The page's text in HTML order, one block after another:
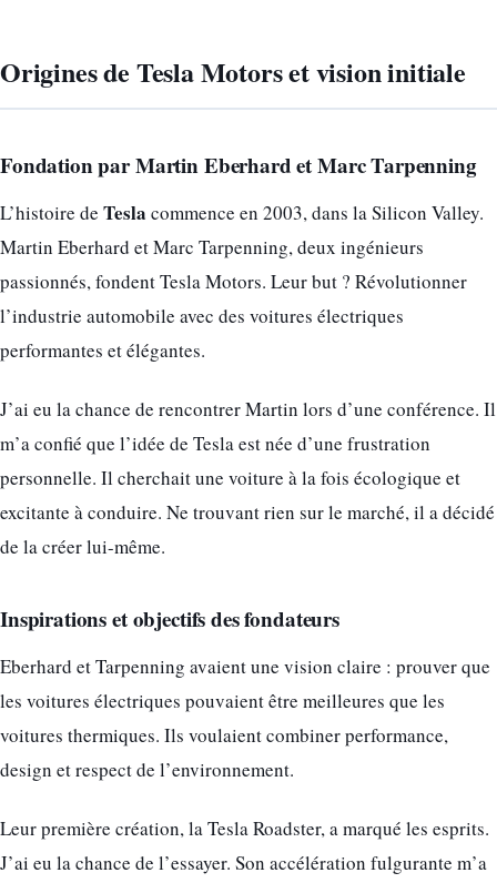
Origines de Tesla Motors et vision initiale
Fondation par Martin Eberhard et Marc Tarpenning
L’histoire de Tesla commence en 2003, dans la Silicon Valley.
Martin Eberhard et Marc Tarpenning, deux ingénieurs
passionnés, fondent Tesla Motors. Leur but ? Révolutionner
l’industrie automobile avec des voitures électriques
performantes et élégantes.
J’ai eu la chance de rencontrer Martin lors d’une conférence. Il
m’a confié que l’idée de Tesla est née d’une frustration
personnelle. Il cherchait une voiture à la fois écologique et
excitante à conduire. Ne trouvant rien sur le marché, il a décidé
de la créer lui-même.
Inspirations et objectifs des fondateurs
Eberhard et Tarpenning avaient une vision claire : prouver que
les voitures électriques pouvaient être meilleures que les
voitures thermiques. Ils voulaient combiner performance,
design et respect de l’environnement.
Leur première création, la Tesla Roadster, a marqué les esprits.
J’ai eu la chance de l’essayer. Son accélération fulgurante m’a